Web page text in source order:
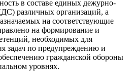
в составе единых дежурно-
различных организаций, а
на соответствующие
на формирование и
необходимых для
задач по предупреждению и
гражданской обороны
уровнях.